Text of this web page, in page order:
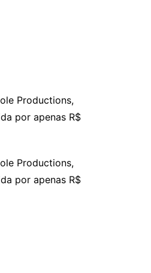
Productions,
por apenas R$
Productions,
por apenas R$